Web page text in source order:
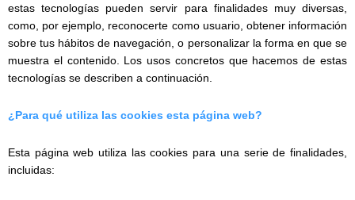
estas tecnologías pueden servir para finalidades muy diversas,
como, por ejemplo, reconocerte como usuario, obtener información
sobre tus hábitos de navegación, o personalizar la forma en que se
muestra el contenido. Los usos concretos que hacemos de estas
tecnologías se describen a continuación.
¿Para qué utiliza las cookies esta página web?
Esta página web utiliza las cookies para una serie de finalidades,
incluidas: